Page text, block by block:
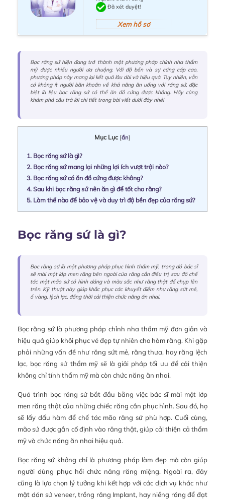
Đã xét duyệt!
Xem hồ sơ
Bọc răng sứ hiện đang trở thành một phương pháp chỉnh nha thẩm
mỹ được nhiều người ưa chuộng. Với độ bền và sự cứng cáp cao,
phương pháp này mang lại kết quả lâu dài và hiệu quả. Tuy nhiên, vẫn
có không ít người băn khoăn về khả năng ăn uống với răng sứ, đặc
biệt là liệu bọc răng sứ có thể ăn đồ cứng được không. Hãy cùng
khám phá câu trả lời chi tiết trong bài viết dưới đây nhé!
Mục Lục [ẩn]
1. Bọc răng sứ là gì?
2. Bọc răng sứ mang lại những lợi ích vượt trội nào?
3. Bọc răng sứ có ăn đồ cứng được không?
4. Sau khi bọc răng sứ nên ăn gì để tốt cho răng?
5. Làm thế nào để bảo vệ và duy trì độ bền đẹp của răng sứ?
Bọc răng sứ là gì?
Bọc răng sứ là một phương pháp phục hình thẩm mỹ, trong đó bác sĩ
sẽ mài một lớp men răng bên ngoài của răng cần điều trị, sau đó chế
tác một mão sứ có hình dáng và màu sắc như răng thật để chụp lên
trên. Kỹ thuật này giúp khắc phục các khuyết điểm như răng sứt mẻ,
ố vàng, lệch lạc, đồng thời cải thiện chức năng ăn nhai.
Bọc răng sứ là phương pháp chỉnh nha thẩm mỹ đơn giản và
hiệu quả giúp khôi phục vẻ đẹp tự nhiên cho hàm răng. Khi gặp
phải những vấn đề như răng sứt mẻ, răng thưa, hay răng lệch
lạc, bọc răng sứ thẩm mỹ sẽ là giải pháp tối ưu để cải thiện
không chỉ tính thẩm mỹ mà còn chức năng ăn nhai.
Quá trình bọc răng sứ bắt đầu bằng việc bác sĩ mài một lớp
men răng thật của những chiếc răng cần phục hình. Sau đó, họ
sẽ lấy dấu hàm để chế tác mão răng sứ phù hợp. Cuối cùng,
mão sứ được gắn cố định vào răng thật, giúp cải thiện cả thẩm
mỹ và chức năng ăn nhai hiệu quả.
Bọc răng sứ không chỉ là phương pháp làm đẹp mà còn giúp
người dùng phục hồi chức năng răng miệng. Ngoài ra, đây
cũng là lựa chọn lý tưởng khi kết hợp với các dịch vụ khác như
mặt dán sứ veneer, trồng răng Implant, hay niềng răng để đạt